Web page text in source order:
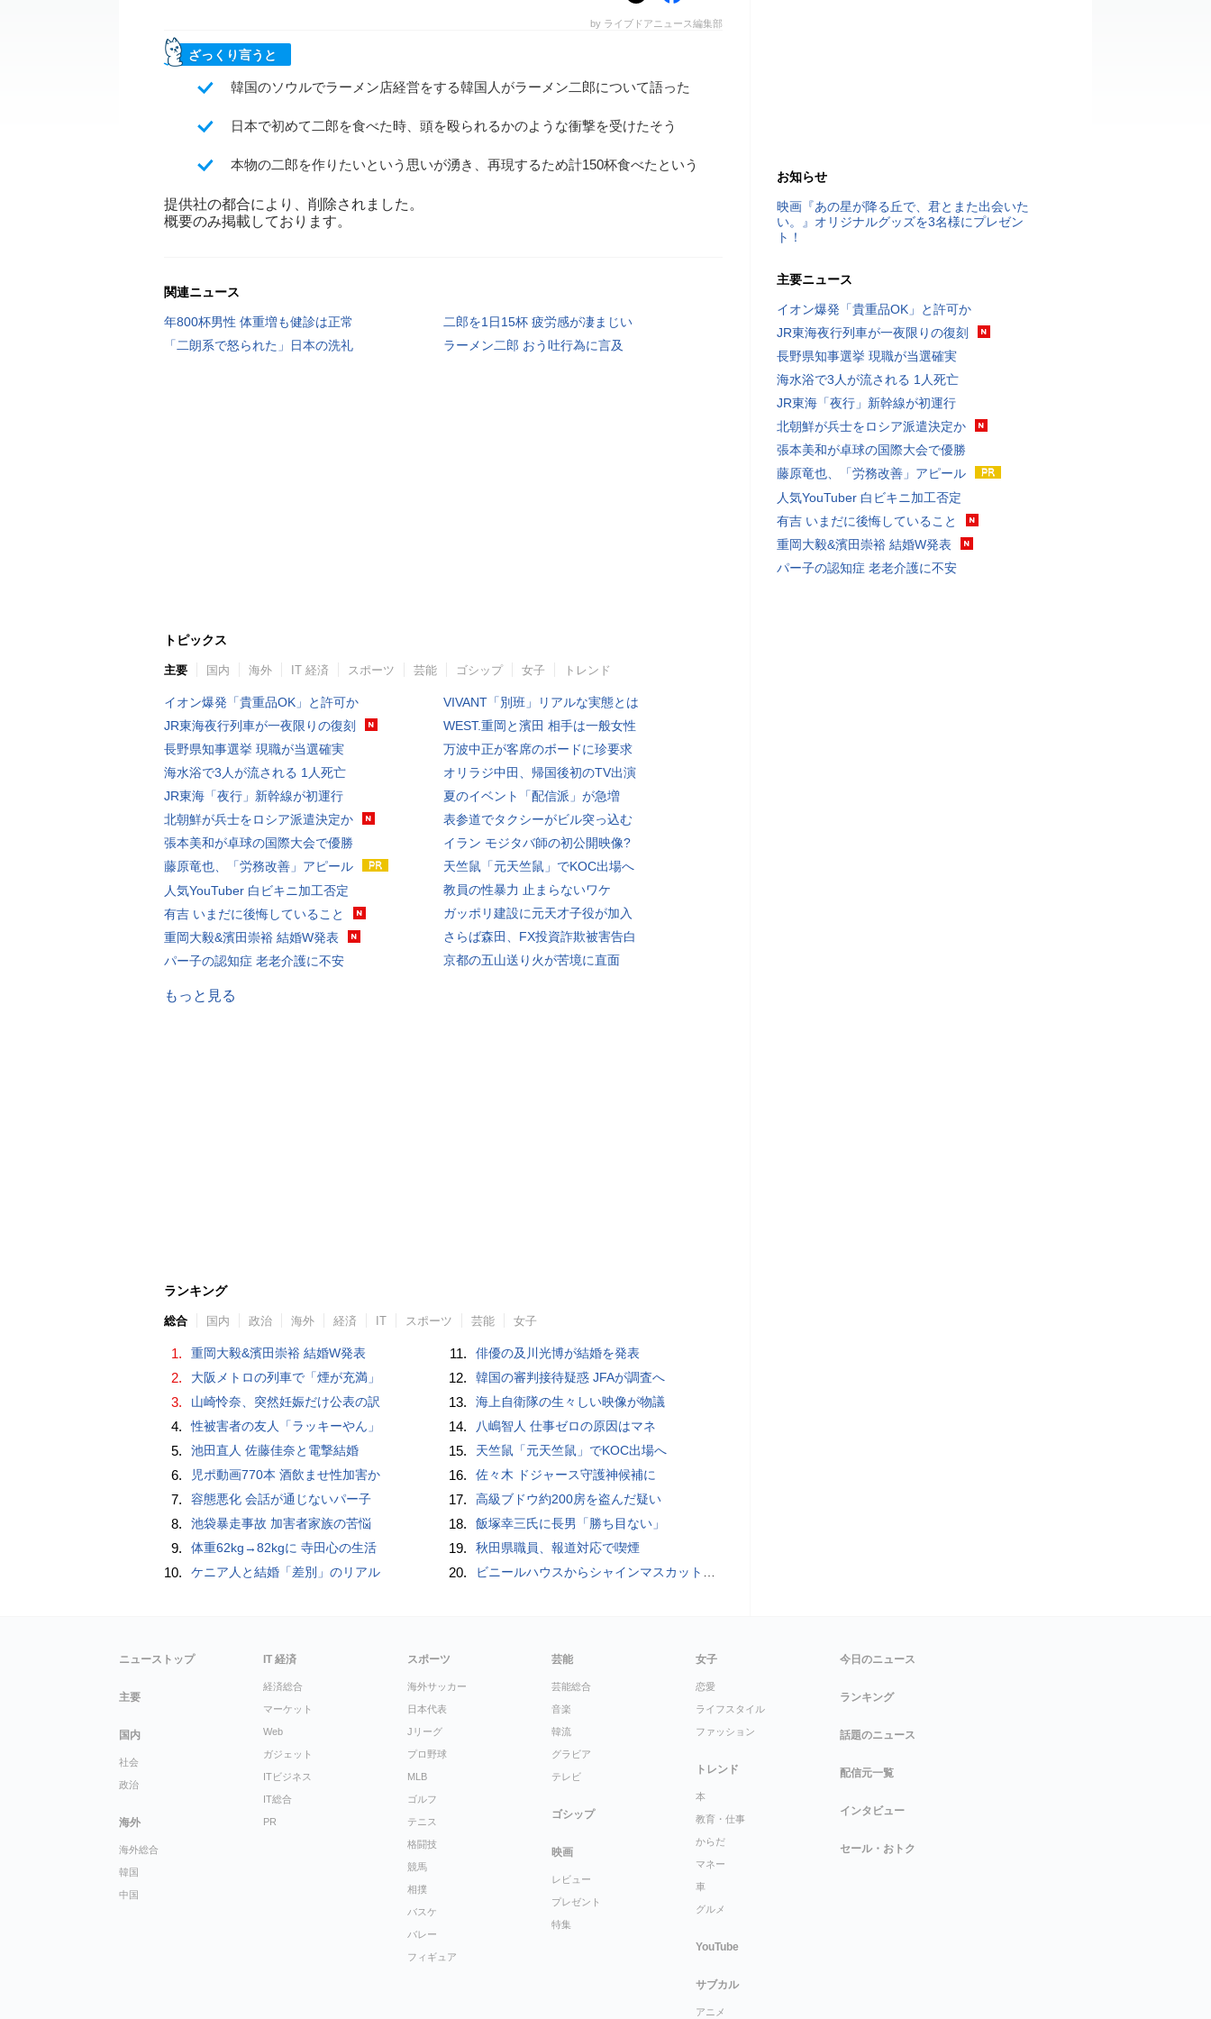
by ライブドアニュース編集部
ざっくり言うと
韓国のソウルでラーメン店経営をする韓国人がラーメン二郎について語った
日本で初めて二郎を食べた時、頭を殴られるかのような衝撃を受けたそう
本物の二郎を作りたいという思いが湧き、再現するため計150杯食べたという
提供社の都合により、削除されました。
概要のみ掲載しております。
関連ニュース
年800杯男性 体重増も健診は正常
二郎を1日15杯 疲労感が凄まじい
「二朗系で怒られた」日本の洗礼
ラーメン二郎 おう吐行為に言及
トピックス
主要 国内 海外 IT 経済 スポーツ 芸能 ゴシップ 女子 トレンド
イオン爆発「貴重品OK」と許可か
JR東海夜行列車が一夜限りの復刻
長野県知事選挙 現職が当選確実
海水浴で3人が流される 1人死亡
JR東海「夜行」新幹線が初運行
北朝鮮が兵士をロシア派遣決定か
張本美和が卓球の国際大会で優勝
藤原竜也、「労務改善」アピール
人気YouTuber 白ビキニ加工否定
有吉 いまだに後悔していること
重岡大毅&濱田崇裕 結婚W発表
パー子の認知症 老老介護に不安
VIVANT「別班」リアルな実態とは
WEST.重岡と濱田 相手は一般女性
万波中正が客席のボードに珍要求
オリラジ中田、帰国後初のTV出演
夏のイベント「配信派」が急増
表参道でタクシーがビル突っ込む
イラン モジタバ師の初公開映像?
天竺鼠「元天竺鼠」でKOC出場へ
教員の性暴力 止まらないワケ
ガッポリ建設に元天才子役が加入
さらば森田、FX投資詐欺被害告白
京都の五山送り火が苦境に直面
もっと見る
ランキング
総合 国内 政治 海外 経済 IT スポーツ 芸能 女子
1. 重岡大毅&濱田崇裕 結婚W発表
2. 大阪メトロの列車で「煙が充満」
3. 山崎怜奈、突然妊娠だけ公表の訳
4. 性被害者の友人「ラッキーやん」
5. 池田直人 佐藤佳奈と電撃結婚
6. 児ポ動画770本 酒飲ませ性加害か
7. 容態悪化 会話が通じないパー子
8. 池袋暴走事故 加害者家族の苦悩
9. 体重62kg→82kgに 寺田心の生活
10. ケニア人と結婚「差別」のリアル
11. 俳優の及川光博が結婚を発表
12. 韓国の審判接待疑惑 JFAが調査へ
13. 海上自衛隊の生々しい映像が物議
14. 八嶋智人 仕事ゼロの原因はマネ
15. 天竺鼠「元天竺鼠」でKOC出場へ
16. 佐々木 ドジャース守護神候補に
17. 高級ブドウ約200房を盗んだ疑い
18. 飯塚幸三氏に長男「勝ち目ない」
19. 秋田県職員、報道対応で喫煙
20. ビニールハウスからシャインマスカット約200房を盗んだ疑い ネットで販売か 無職の男（42）逮捕 岡山県警
お知らせ
映画『あの星が降る丘で、君とまた出会いた
い。』オリジナルグッズを3名様にプレゼン
ト！
主要ニュース
イオン爆発「貴重品OK」と許可か
JR東海夜行列車が一夜限りの復刻
長野県知事選挙 現職が当選確実
海水浴で3人が流される 1人死亡
JR東海「夜行」新幹線が初運行
北朝鮮が兵士をロシア派遣決定か
張本美和が卓球の国際大会で優勝
藤原竜也、「労務改善」アピール
人気YouTuber 白ビキニ加工否定
有吉 いまだに後悔していること
重岡大毅&濱田崇裕 結婚W発表
パー子の認知症 老老介護に不安
ニューストップ
主要
国内
社会
政治
海外
海外総合
韓国
中国
IT 経済
経済総合
マーケット
Web
ガジェット
ITビジネス
IT総合
PR
スポーツ
海外サッカー
日本代表
Jリーグ
プロ野球
MLB
ゴルフ
テニス
格闘技
競馬
相撲
バスケ
バレー
フィギュア
芸能
芸能総合
音楽
韓流
グラビア
テレビ
ゴシップ
映画
レビュー
プレゼント
特集
女子
恋愛
ライフスタイル
ファッション
トレンド
本
教育・仕事
からだ
マネー
車
グルメ
YouTube
サブカル
アニメ
今日のニュース
ランキング
話題のニュース
配信元一覧
インタビュー
セール・おトク